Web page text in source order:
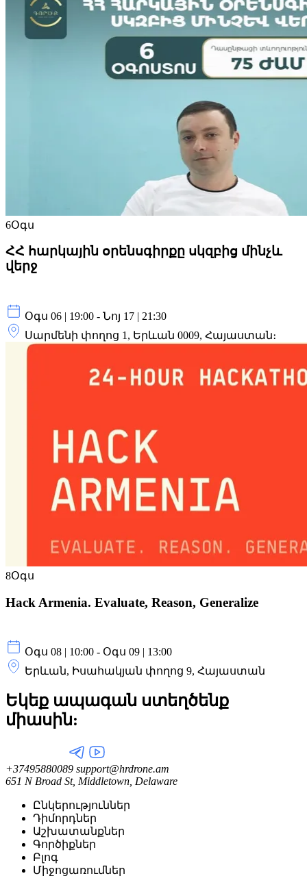
6Օգս
ՀՀ հարկային օրենսգիրքը սկզբից մինչև
վերջ
Օգս 06 | 19:00 - Նոյ 17 | 21:30
Սարմենի փողոց 1, Երևան 0009, Հայաստան։
8Օգս
Hack Armenia. Evaluate, Reason, Generalize
Օգս 08 | 10:00 - Օգս 09 | 13:00
Երևան, Իսահակյան փողոց 9, Հայաստան
Եկեք ապագան ստեղծենք
միասին:
+37495880089 support@hrdrone.am
651 N Broad St, Middletown, Delaware
Ընկերություններ
Դիմորդներ
Աշխատանքներ
Գործիքներ
Բլոգ
Միջոցառումներ